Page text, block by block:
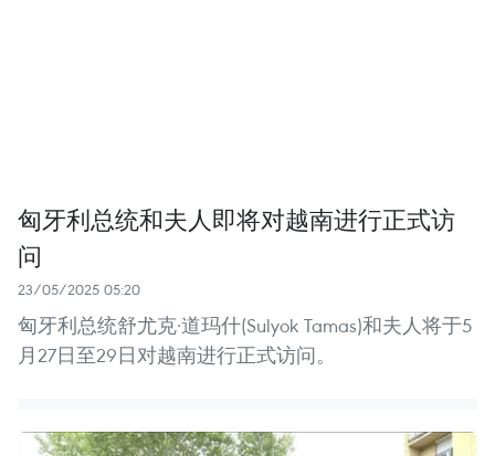
匈牙利总统和夫人即将对越南进行正式访
问
23/05/2025 05:20
匈牙利总统舒尤克·道玛什(Sulyok Tamas)和夫人将于5
月27日至29日对越南进行正式访问。